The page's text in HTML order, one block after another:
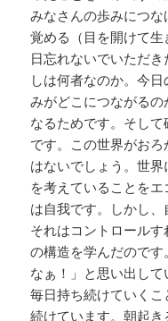
みなさんの歩みにつ
覚める（目を開けて
日忘れないでいただ
しは何者なのか。今
みがどこにつながる
なるためです。そし
です。この世界がお
はないでしょう。世
を考えていることを
は自我です。しかし、
それはコントロール
の構造を学んだので
なぁ！」と思い出し
毎日持ち続けていく
続けています。朝起